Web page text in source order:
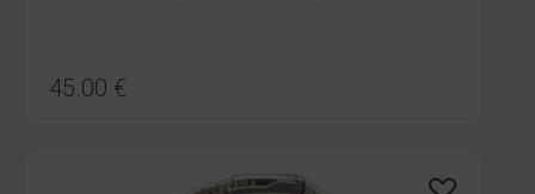
45.00 €